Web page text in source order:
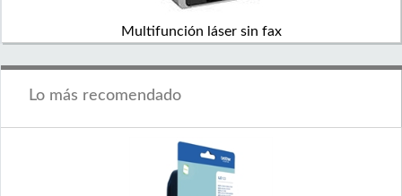
Multifunción láser sin fax
Lo más recomendado